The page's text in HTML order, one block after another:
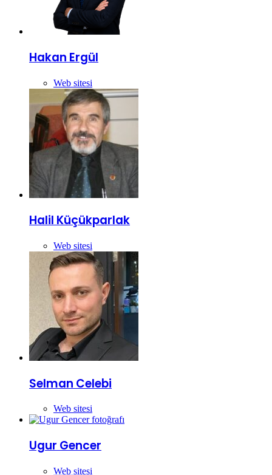
Hakan Ergül
Web sitesi
Halil Küçükparlak
Web sitesi
Selman Celebi
Web sitesi
Ugur Gencer
Web sitesi